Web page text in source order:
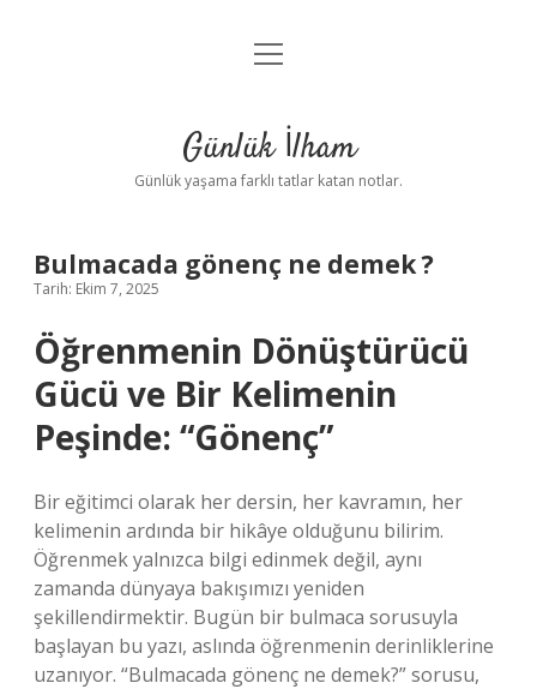
Anasayfa
Yasal Uyarı
menüyü
Günlük İlham
Günlük yaşama farklı tatlar katan notlar.
Bulmacada gönenç ne demek ?
Tarih: Ekim 7, 2025
Öğrenmenin Dönüştürücü
Gücü ve Bir Kelimenin
Peşinde: “Gönenç”
Bir eğitimci olarak her dersin, her kavramın, her
kelimenin ardında bir hikâye olduğunu bilirim.
Öğrenmek yalnızca bilgi edinmek değil, aynı
zamanda dünyaya bakışımızı yeniden
şekillendirmektir. Bugün bir bulmaca sorusuyla
başlayan bu yazı, aslında öğrenmenin derinliklerine
uzanıyor. “Bulmacada gönenç ne demek?” sorusu,